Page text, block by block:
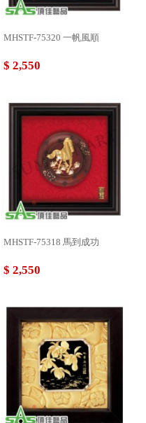
MHSTF-75320 一帆風順
$ 2,550
MHSTF-75318 馬到成功
$ 2,550